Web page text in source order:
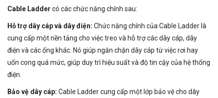
Cable Ladder có các chức năng chính sau:
Hỗ trợ dây cáp và dây điện: Chức năng chính của Cable Ladder là
cung cấp một nền tảng cho việc treo và hỗ trợ các dây cáp, dây
điện và các ống khác. Nó giúp ngăn chặn dây cáp từ việc rơi hay
uốn cong quá mức, giúp duy trì hiệu suất và độ tin cậy của hệ thống
điện.
Bảo vệ dây cáp: Cable Ladder cung cấp một lớp bảo vệ cho dây